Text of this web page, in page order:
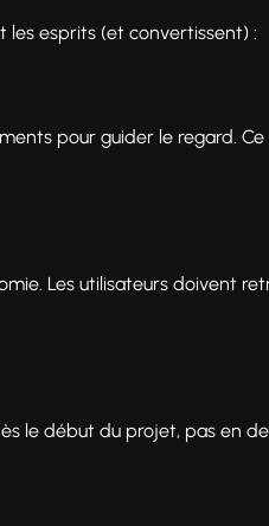
les esprits (et convertissent) :
pour guider le regard.
Les utilisateurs doivent
le début du projet, pas en